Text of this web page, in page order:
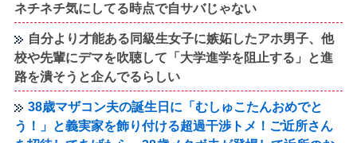
ネチネチ気にしてる時点で自サバじゃない
自分より才能ある同級生女子に嫉妬したアホ男子、他
校や先輩にデマを吹聴して「大学進学を阻止する」と進
路を潰そうと企んでるらしい
38歳マザコン夫の誕生日に「むしゅこたんおめでと
う！」と義実家を飾り付ける超過干渉トメ！ご近所さん